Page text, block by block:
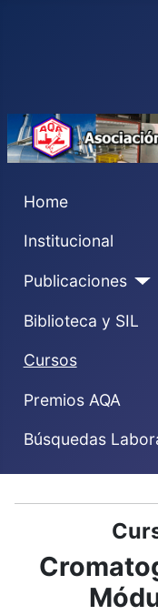
Home
Institucional
Publicaciones
Biblioteca y SIL
Cursos
Premios AQA
Búsquedas